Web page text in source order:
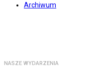
Archiwum
NASZE WYDARZENIA